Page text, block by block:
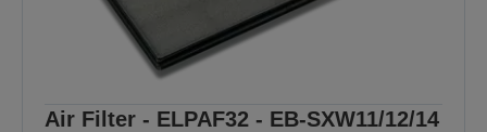
Air Filter - ELPAF32 - EB-SXW11/12/14